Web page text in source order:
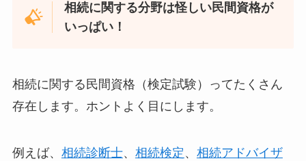
相続に関する分野は怪しい民間資格が
いっぱい！
相続に関する民間資格（検定試験）ってたくさん
存在します。ホントよく目にします。
例えば、 相続診断士、 相続検定 、 相続アドバイザ